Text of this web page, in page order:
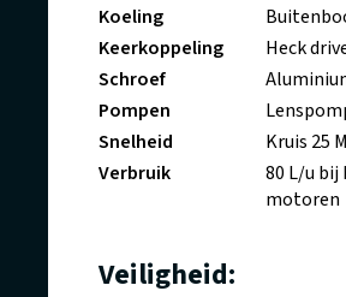
Koeling
Keerkoppeling
Heck
Schroef
Pompen
Snelheid
Kruis 25
Verbruik
80 L/u bij
motoren
Veiligheid: